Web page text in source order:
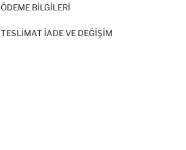
ÖDEME BİLGİLERİ
TESLIMAT İADE VE DEĞIŞIM